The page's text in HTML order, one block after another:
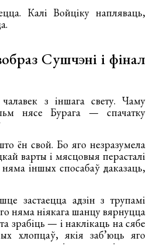
Калі Войціку напляваць,
Сушчэні і фінал
з іншага свету. Чаму
нясе Бурага — спачатку
ён свой. Бо яго незразумела
варты і мясцовыя перасталі
іншых спосабаў даказаць,
застаецца адзін з трупамі
няма ніякага шанцу вярнуцца
зрабіць — і наклікаць на сябе
хлопцаў, якія заб’юць яго